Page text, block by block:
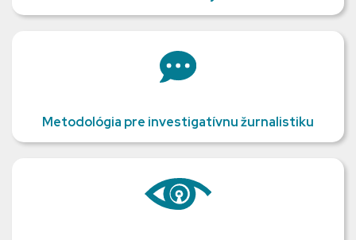
Metodológia pre investigatívnu žurnalistiku